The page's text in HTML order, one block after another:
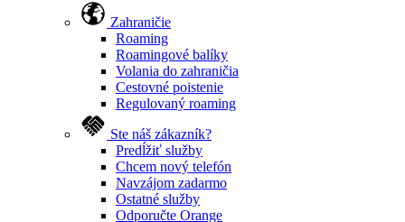
Zahraničie
Roaming
Roamingové balíky
Volania do zahraničia
Cestovné poistenie
Regulovaný roaming
Ste náš zákazník?
Predĺžiť služby
Chcem nový telefón
Navzájom zadarmo
Ostatné služby
Odporučte Orange